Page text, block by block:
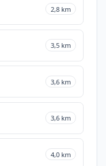
2,8 km
3,5 km
3,6 km
3,6 km
4,0 km